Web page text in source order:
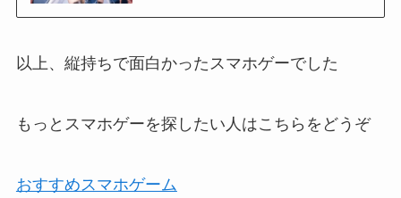
以上、縦持ちで面白かったスマホゲーでした
もっとスマホゲーを探したい人はこちらをどうぞ
おすすめスマホゲーム